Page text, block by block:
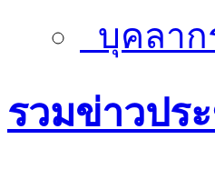
บุคลาก
รวมข่าวปร